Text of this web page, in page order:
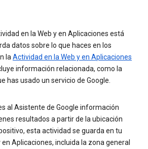
en la Web y en Aplicaciones está
datos sobre lo que haces en los
laActividad en la Web y en Aplicaciones
información relacionada, como la
has usado un servicio de Google.
al Asistente de Google información
resultados a partir de la ubicación
esta actividad se guarda en tu
Aplicaciones, incluida la zona general